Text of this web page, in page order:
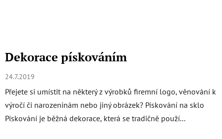
Dekorace pískováním
24.7.2019
Přejete si umístit na některý z výrobků firemní logo, věnování k
výročí či narozeninám nebo jiný obrázek? Pískování na sklo
Pískování je běžná dekorace, která se tradičně použí...